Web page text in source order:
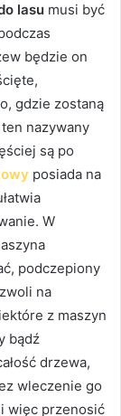
lasu musi być
będzie on
gdzie zostaną
nazywany
są po
posiada na
W
podczepiony
na
z maszyn
bądź
drzewa,
wleczenie go
więc przenosić